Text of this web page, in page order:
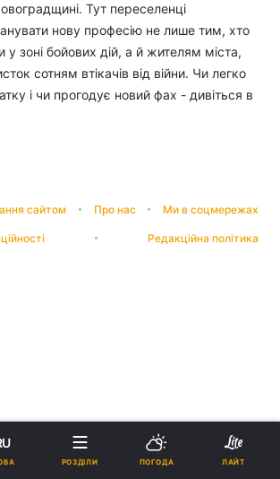
Тут переселенці
нову професію не лише тим, хто
у зоні бойових дій, а й жителям міста,
сотням втікачів від війни. Чи легко
і чи прогодує новий фах - дивіться в
сайтом Про нас Ми в соцмережах
Редакційна політика
РОЗДІЛИ ПОГОДА ЛАЙТ